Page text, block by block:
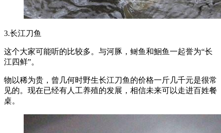
3.长江刀鱼
这个大家可能听的比较多。与河豚，鲥鱼和鮰鱼一起誉为“长
江四鲜”。
物以稀为贵，曾几何时野生长江刀鱼的价格一斤几千元是很常
见的。现在已经有人工养殖的发展，相信未来可以走进百姓餐
桌。